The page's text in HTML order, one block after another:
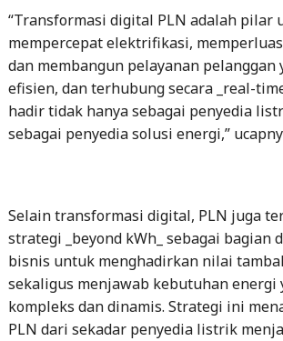
“Transformasi digital PLN adalah pilar
mempercepat elektrifikasi,
dan membangun pelayanan pelanggan
efisien, dan terhubung secara _real-
hadir tidak hanya sebagai penyedia
sebagai penyedia solusi energi,”
Selain transformasi digital, PLN juga
strategi _beyond kWh_ sebagai bagian
bisnis untuk menghadirkan nilai
sekaligus menjawab kebutuhan energi
kompleks dan dinamis. Strategi ini
PLN dari sekadar penyedia listrik